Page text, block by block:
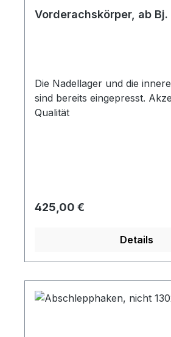
Vorderachskörper, ab
Die Nadellager und die
sind bereits eingepresst.
Qualität
Regulärer Preis:
425,00 €
Details